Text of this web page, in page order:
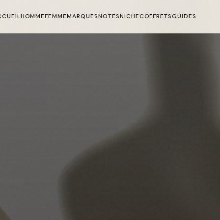
HOMMEFEMMEMARQUESNOTESNICHECOFFRETSGUIDES